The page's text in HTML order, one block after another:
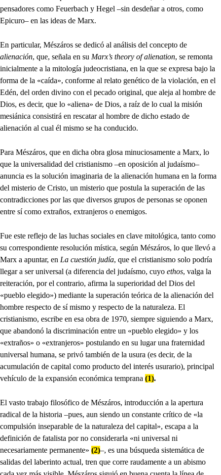
pensadores como Feuerbach y Hegel –sin desdeñar a otros, como
Epicuro– en las ideas de Marx.
En particular, Mészáros se dedicó al análisis del concepto de
alienación, que, señala en su Marx’s theory of alienation, se remonta
inicialmente a la mitología judeocristiana, en la que se expresa bajo la
forma de la «caída», conforme al relato genético de la violación, en el
Edén, del orden divino con el pecado original, que aleja al hombre de
Dios, es decir, que lo «aliena» de Dios, a raíz de lo cual la misión
mesiánica consistirá en rescatar al hombre de dicho estado de
alienación al cual él mismo se ha conducido.
Para Mészáros, que en dicha obra glosa minuciosamente a Marx, lo
que la universalidad del cristianismo –en oposición al judaísmo–
anuncia es la solución imaginaria de la alienación humana en la forma
del misterio de Cristo, un misterio que postula la superación de las
contradicciones por las que diversos grupos de personas se oponen
entre sí como extraños, extranjeros o enemigos.
Fue este reflejo de las luchas sociales en clave mitológica, tanto como
su correspondiente resolución mística, según Mészáros, lo que llevó a
Marx a apuntar, en La cuestión judía, que el cristianismo solo podría
llegar a ser universal (a diferencia del judaísmo, cuyo ethos, valga la
reiteración, por el contrario, afirma la superioridad del Dios del
«pueblo elegido») mediante la superación teórica de la alienación del
hombre respecto de sí mismo y respecto de la naturaleza. El
cristianismo, escribe en esa obra de 1970, siempre siguiendo a Marx,
que abandonó la discriminación entre un «pueblo elegido» y los
«extraños» o «extranjeros» postulando en su lugar una fraternidad
universal humana, se privó también de la usura (es decir, de la
acumulación de capital como producto del interés usurario), principal
vehículo de la expansión económica temprana (1).
El vasto trabajo filosófico de Mészáros, introducción a la apertura
radical de la historia –pues, aun siendo un constante crítico de «la
compulsión inseparable de la naturaleza del capital», escapa a la
definición de fatalista por no considerarla «ni universal ni
necesariamente permanente» (2)–, es una búsqueda sistemática de
salidas del laberinto actual, tren que corre raudamente a un abismo